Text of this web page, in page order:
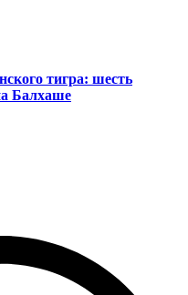
тигра: шесть
Балхаше